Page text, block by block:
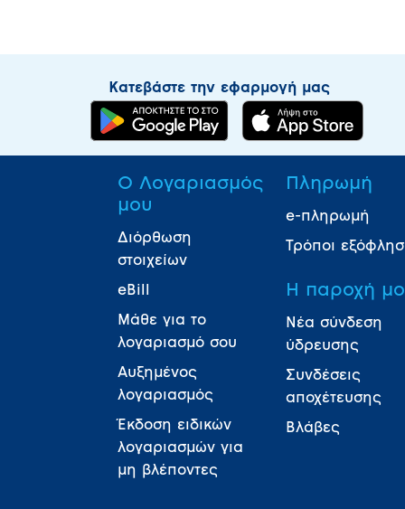
Κατεβάστε την εφαρμογή μας
Ο Λογαριασμός
μου
Διόρθωση
στοιχείων
eBill
Μάθε για το
λογαριασμό σου
Αυξημένος
λογαριασμός
Έκδοση ειδικών
λογαριασμών για
μη βλέποντες
Πληρωμή
e-πληρωμή
Τρόποι
Η παροχή
Νέα σύνδεση
ύδρευσης
Συνδέσεις
αποχέτευσης
Βλάβες